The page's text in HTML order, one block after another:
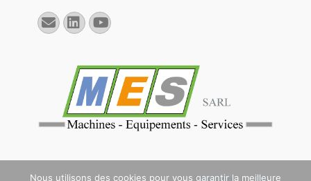
E-
mail
Linkedin
YouTube
Nous utilisons des cookies pour vous garantir la meilleure